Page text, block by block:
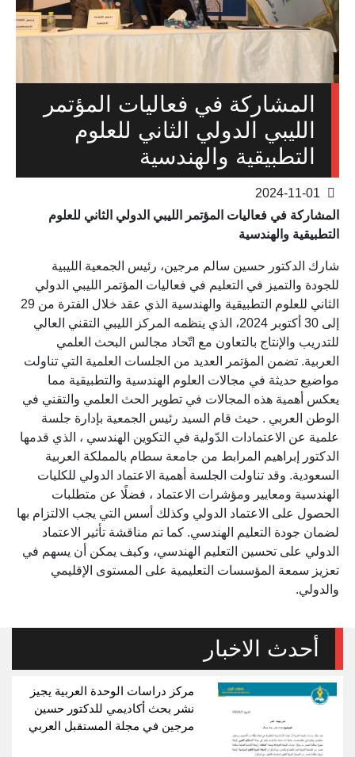
المشاركة في فعاليات المؤتمر
الليبي الدولي الثاني للعلوم
التطبيقية والهندسية
المشاركة في فعاليات المؤتمر الليبي الدولي الثاني للعلوم
التطبيقية والهندسية
شارك الدكتور حسين سالم مرجين، رئيس الجمعية الليبية
للجودة والتميز في التعليم في فعاليات المؤتمر الليبي الدولي
الثاني للعلوم التطبيقية والهندسية الذي عقد خلال الفترة من 29
إلى 30 أكتوبر 2024، الذي ينظمه المركز الليبي التقني العالي
للتدريب والإنتاج بالتعاون مع اتّحاد مجالس البحث العلمي
العربية. تضمن المؤتمر العديد من الجلسات العلمية التي تناولت
مواضيع حديثة في مجالات العلوم الهندسية والتطبيقية مما
يعكس أهمية هذه المجالات في تطوير الحث العلمي والتقني في
الوطن العربي . حيث قام السيد رئيس الجمعية بإدارة جلسة
علمية عن الاعتمادات الدّولية في التكوين الهندسي ، الذي قدمها
الدكتور إبراهيم المرابط من جامعة سطام بالمملكة العربية
السعودية. وقد تناولت الجلسة أهمية الاعتماد الدولي للكليات
الهندسية ومعايير ومؤشرات الاعتماد ، فضلًا عن متطلبات
الحصول على الاعتماد الدولي وكذلك أسس التي يجب الالتزام بها
لضمان جودة التعليم الهندسي. كما تم مناقشة تأثير الاعتماد
الدولي على تحسين التعليم الهندسي، وكيف يمكن أن يسهم في
تعزيز سمعة المؤسسات التعليمية على المستوى الإقليمي
والدولي.
أحدث الاخبار
مركز دراسات الوحدة العربية يجيز
نشر بحث أكاديمي للدكتور حسين
مرجين في مجلة المستقبل العربي